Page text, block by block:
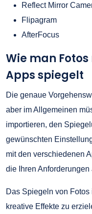
Reflect Mirror
Flipagram
AfterFocus
Wie man
Apps spiegelt
Die genaue
aber im Allgemeinen
importieren, den
gewünschten
mit den verschiedenen
die Ihren
Das Spiegeln von
kreative Effekte zu